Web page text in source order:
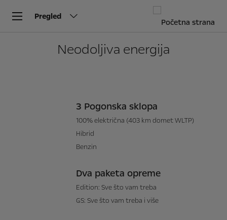
Pregled
Neodoljiva energija
3 Pogonska sklopa
100% električna (403 km domet WLTP)
Hibrid
Benzin
Dva paketa opreme
Edition: Sve što vam treba
GS: Sve što vam treba i više